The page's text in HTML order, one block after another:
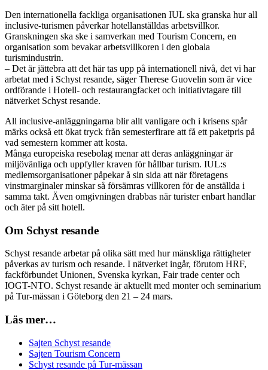
Den internationella fackliga organisationen IUL ska granska hur all
inclusive-turismen påverkar hotellanställdas arbetsvillkor.
Granskningen ska ske i samverkan med Tourism Concern, en
organisation som bevakar arbetsvillkoren i den globala
turismindustrin.
– Det är jättebra att det här tas upp på internationell nivå, det vi har
arbetat med i Schyst resande, säger Therese Guovelin som är vice
ordförande i Hotell- och restaurangfacket och initiativtagare till
nätverket Schyst resande.
All inclusive-anläggningarna blir allt vanligare och i krisens spår
märks också ett ökat tryck från semesterfirare att få ett paketpris på
vad semestern kommer att kosta.
Många europeiska resebolag menar att deras anläggningar är
miljövänliga och uppfyller kraven för hållbar turism. IUL:s
medlemsorganisationer påpekar å sin sida att när företagens
vinstmarginaler minskar så försämras villkoren för de anställda i
samma takt. Även omgivningen drabbas när turister enbart handlar
och äter på sitt hotell.
Om Schyst resande
Schyst resande arbetar på olika sätt med hur mänskliga rättigheter
påverkas av turism och resande. I nätverket ingår, förutom HRF,
fackförbundet Unionen, Svenska kyrkan, Fair trade center och
IOGT-NTO. Schyst resande är aktuellt med monter och seminarium
på Tur-mässan i Göteborg den 21 – 24 mars.
Läs mer…
Sajten Schyst resande
Sajten Tourism Concern
Schyst resande på Tur-mässan